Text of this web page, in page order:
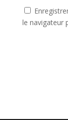
le navigateur